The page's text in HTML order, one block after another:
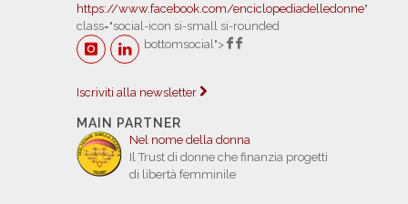
https://www.facebook.com/enciclopediadelledonne"
class="social-icon si-small si-rounded
bottomsocial">
Iscriviti alla newsletter
MAIN PARTNER
Nel nome della donna
Il Trust di donne che finanzia progetti
di libertà femminile